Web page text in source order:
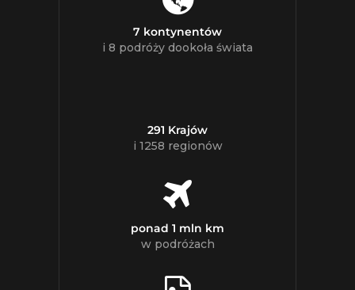
7 kontynentów
i 8 podróży dookoła świata
291 Krajów
i 1258 regionów
ponad 1 mln km
w podróżach